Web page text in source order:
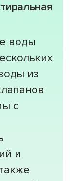
воды
из
с
и